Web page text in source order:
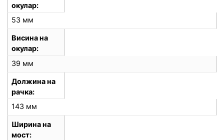
окулар
53 мм
Висина на
окулар
39 мм
Должина на
рачка
143 мм
Ширина на
мост